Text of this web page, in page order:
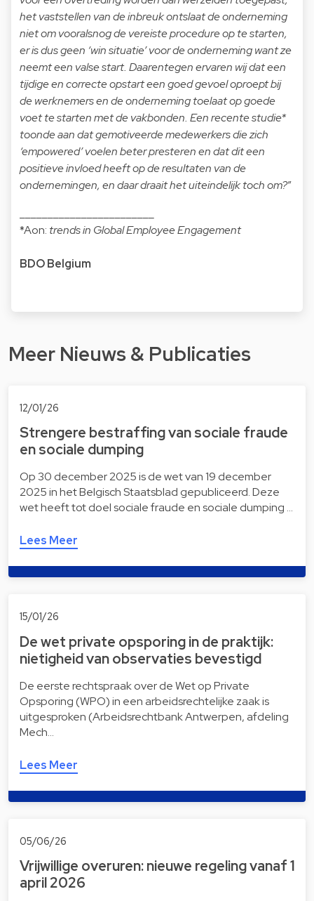
het vaststellen van de inbreuk ontslaat de onderneming
niet om vooralsnog de vereiste procedure op te starten,
er is dus geen ‘win situatie’ voor de onderneming want ze
neemt een valse start. Daarentegen ervaren wij dat een
tijdige en correcte opstart een goed gevoel oproept bij
de werknemers en de onderneming toelaat op goede
voet te starten met de vakbonden. Een recente studie*
toonde aan dat gemotiveerde medewerkers die zich
‘empowered’ voelen beter presteren en dat dit een
positieve invloed heeft op de resultaten van de
ondernemingen, en daar draait het uiteindelijk toch om?”
*Aon: trends in Global Employee Engagement
BDO Belgium
Meer Nieuws & Publicaties
12/01/26
Strengere bestraffing van sociale fraude
en sociale dumping
Op 30 december 2025 is de wet van 19 december
2025 in het Belgisch Staatsblad gepubliceerd. Deze
wet heeft tot doel sociale fraude en sociale dumping …
Lees Meer
15/01/26
De wet private opsporing in de praktijk:
nietigheid van observaties bevestigd
De eerste rechtspraak over de Wet op Private
Opsporing (WPO) in een arbeidsrechtelijke zaak is
uitgesproken (Arbeidsrechtbank Antwerpen, afdeling
Mech…
Lees Meer
05/06/26
Vrijwillige overuren: nieuwe regeling vanaf 1
april 2026